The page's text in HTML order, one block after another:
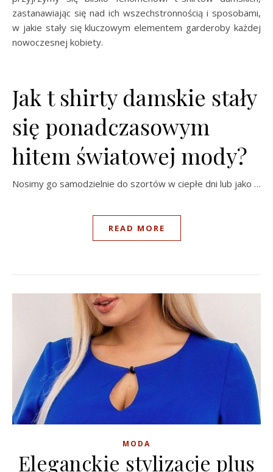
zastanawiając się nad ich wszechstronnością i sposobami,
w jakie stały się kluczowym elementem garderoby każdej
nowoczesnej kobiety.
Jak t shirty damskie stały
się ponadczasowym
hitem światowej mody?
Nosimy go samodzielnie do szortów w ciepłe dni lub jako …
READ MORE
MODA
Eleganckie stylizacje plus